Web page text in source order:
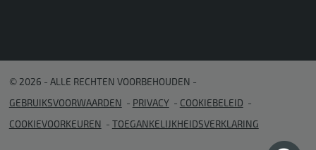
© 2026 - ALLE RECHTEN VOORBEHOUDEN
GEBRUIKSVOORWAARDEN
PRIVACY
COOKIEBELEID
COOKIEVOORKEUREN
TOEGANKELIJKHEIDSVERKLARING